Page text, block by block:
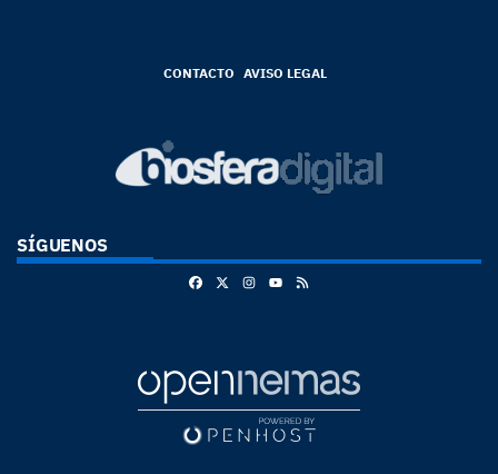
CONTACTO AVISO LEGAL
SÍGUENOS
FacebookInstagram